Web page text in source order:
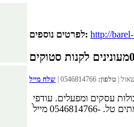
לפרטים נוספים: http://
מעונינים לקנות סטוקים
| טלפון: 0546814766 | שלח מייל
עסקים ומפעלים. עודפי